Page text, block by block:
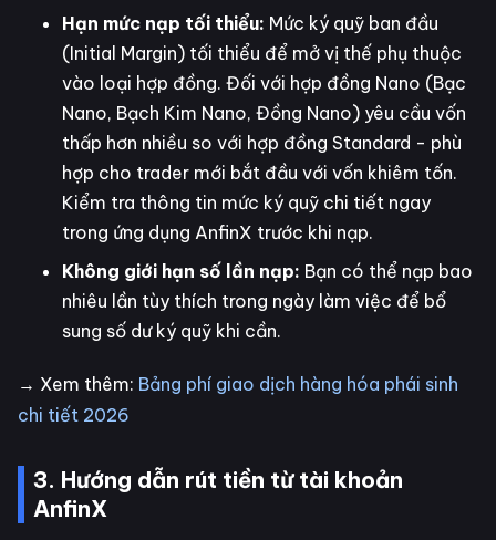
Hạn mức nạp tối thiểu: Mức ký quỹ ban đầu
(Initial Margin) tối thiểu để mở vị thế phụ thuộc
vào loại hợp đồng. Đối với hợp đồng Nano (Bạc
Nano, Bạch Kim Nano, Đồng Nano) yêu cầu vốn
thấp hơn nhiều so với hợp đồng Standard - phù
hợp cho trader mới bắt đầu với vốn khiêm tốn.
Kiểm tra thông tin mức ký quỹ chi tiết ngay
trong ứng dụng AnfinX trước khi nạp.
Không giới hạn số lần nạp: Bạn có thể nạp bao
nhiêu lần tùy thích trong ngày làm việc để bổ
sung số dư ký quỹ khi cần.
→ Xem thêm: Bảng phí giao dịch hàng hóa phái sinh
chi tiết 2026
3. Hướng dẫn rút tiền từ tài khoản
AnfinX